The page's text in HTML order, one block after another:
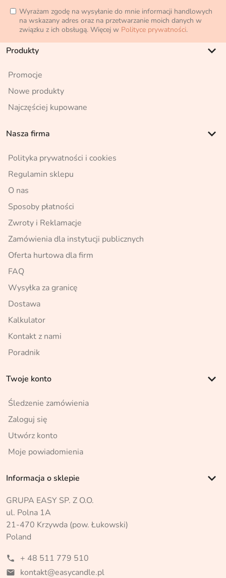
Wyrażam zgodę na wysyłanie do mnie informacji handlowych
na wskazany adres oraz na przetwarzanie moich danych w
związku z ich obsługą. Więcej w Polityce prywatności.
Produkty keyboard_arrow_down
Promocje
Nowe produkty
Najczęściej kupowane
Nasza firma keyboard_arrow_down
Polityka prywatności i cookies
Regulamin sklepu
O nas
Sposoby płatności
Zwroty i Reklamacje
Zamówienia dla instytucji publicznych
Oferta hurtowa dla firm
FAQ
Wysyłka za granicę
Dostawa
Kalkulator
Kontakt z nami
Poradnik
Twoje konto keyboard_arrow_down
Śledzenie zamówienia
Zaloguj się
Utwórz konto
Moje powiadomienia
Informacja o sklepie keyboard_arrow_down
GRUPA EASY SP. Z O.O.
ul. Polna 1A
21-470 Krzywda (pow. Łukowski)
Poland
phone + 48 511 779 510
mail kontakt@easycandle.pl